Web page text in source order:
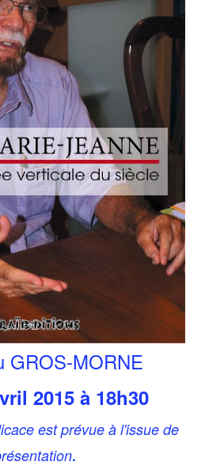
GROS-MORNE
2015 à 18h30
est prévue à l'issue de
.